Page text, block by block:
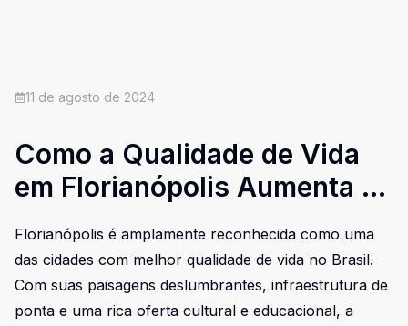
11 de agosto de 2024
Como a Qualidade de Vida
em Florianópolis Aumenta o
Valor dos Imóveis
Florianópolis é amplamente reconhecida como uma
das cidades com melhor qualidade de vida no Brasil.
Com suas paisagens deslumbrantes, infraestrutura de
ponta e uma rica oferta cultural e educacional, a